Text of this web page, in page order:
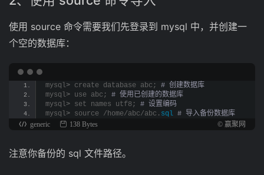
使用 source 命令需要我们先登录到 mysql 中，并创建一
个空的数据库：
mysql> create database abc;
# 创建数据库
mysql> use abc;
# 使用已创建的数据库
mysql> set names utf8;
# 设置编码
mysql> source /home/abc/abc. sql # 导入备份数据库
generic
138 Bytes © 赢聚网
注意你备份的 sql 文件路径。